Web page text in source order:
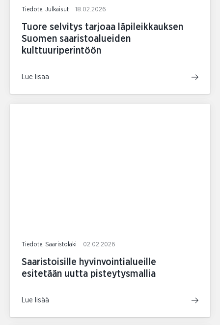
Tiedote, Julkaisut 18.02.2026
Tuore selvitys tarjoaa läpileikkauksen
Suomen saaristoalueiden
kulttuuriperintöön
Lue lisää
Tiedote, Saaristolaki 02.02.2026
Saaristoisille hyvinvointialueille
esitetään uutta pisteytysmallia
Lue lisää